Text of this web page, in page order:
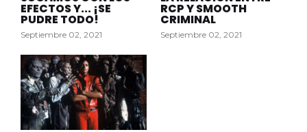
EFECTOS Y... ¡SE
PUDRE TODO!
Septiembre 02, 2021
RCP Y SMOOTH
CRIMINAL
Septiembre 02, 2021